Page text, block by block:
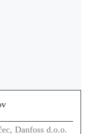
Danfoss d.o.o.